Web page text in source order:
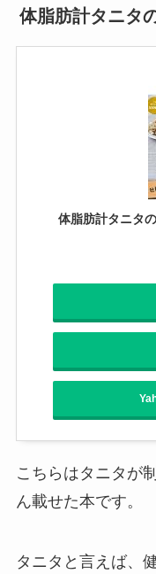
体脂肪計タニタ
体脂肪計タニタ
こちらはタニタが
ん載せた本です。
タニタと言えば、